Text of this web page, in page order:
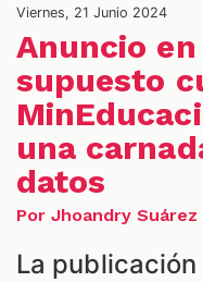
Viernes, 21 Junio 2024
Anuncio
supuesto
una
datos
Por Jhoandry Suárez
La